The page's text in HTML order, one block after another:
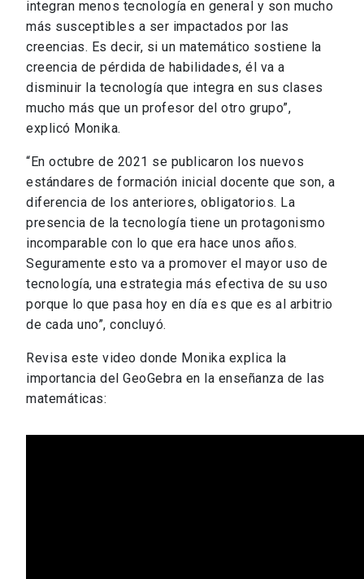
integran menos tecnología en general y son mucho
más susceptibles a ser impactados por las
creencias. Es decir, si un matemático sostiene la
creencia de pérdida de habilidades, él va a
disminuir la tecnología que integra en sus clases
mucho más que un profesor del otro grupo”,
explicó Monika.
“En octubre de 2021 se publicaron los nuevos
estándares de formación inicial docente que son, a
diferencia de los anteriores, obligatorios. La
presencia de la tecnología tiene un protagonismo
incomparable con lo que era hace unos años.
Seguramente esto va a promover el mayor uso de
tecnología, una estrategia más efectiva de su uso
porque lo que pasa hoy en día es que es al arbitrio
de cada uno”, concluyó.
Revisa este video donde Monika explica la
importancia del GeoGebra en la enseñanza de las
matemáticas: